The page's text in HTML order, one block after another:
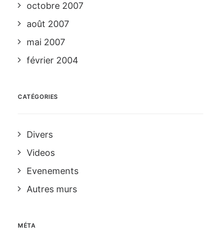
octobre 2007
août 2007
mai 2007
février 2004
CATÉGORIES
Divers
Videos
Evenements
Autres murs
MÉTA